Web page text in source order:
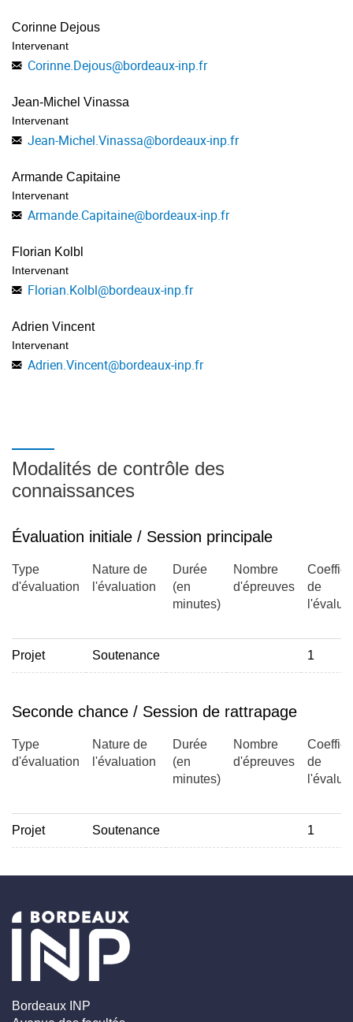
Corinne Dejous
Intervenant
Corinne.Dejous@bordeaux-inp.fr
Jean-Michel Vinassa
Intervenant
Jean-Michel.Vinassa@bordeaux-inp.fr
Armande Capitaine
Intervenant
Armande.Capitaine@bordeaux-inp.fr
Florian Kolbl
Intervenant
Florian.Kolbl@bordeaux-inp.fr
Adrien Vincent
Intervenant
Adrien.Vincent@bordeaux-inp.fr
Modalités de contrôle des
connaissances
Évaluation initiale / Session principale
Type
d'évaluation
Nature de
l'évaluation
Durée
(en
minutes)
Nombre
d'épreuves
de
Projet Soutenance 1
Seconde chance / Session de rattrapage
Type
d'évaluation
Nature de
l'évaluation
Durée
(en
minutes)
Nombre
d'épreuves
de
Projet Soutenance 1
Bordeaux INP